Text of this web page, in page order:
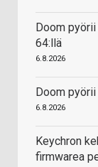
Doom
64:llä
6.8.2026
Doom
6.8.2026
Keychron
firmwarea